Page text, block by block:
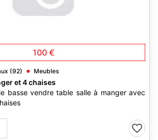
100 €
(92) Meubles
et 4 chaises
basse vendre table salle à manger avec